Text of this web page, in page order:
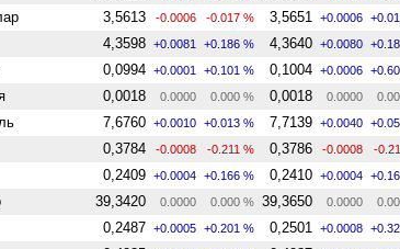
3,5613 -0.0006 -0.017 % 3,5651 +0.0006
4,3598 +0.0081 +0.186 % 4,3640 +0.0080
0,0994 +0.0001 +0.101 % 0,1004 +0.0006
0,0018 0.0000 0.000 % 0,0018 0.0000
7,6760 +0.0010 +0.013 % 7,7139 +0.0040
0,3784 -0.0008 -0.211 % 0,3786 -0.0008 -
0,2409 +0.0004 +0.166 % 0,2410 +0.0004
39,3420 0.0000 0.000 % 39,3650 0.0000
0,2487 +0.0005 +0.201 % 0,2501 +0.0008